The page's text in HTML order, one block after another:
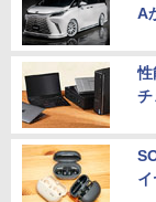
A
性
チ